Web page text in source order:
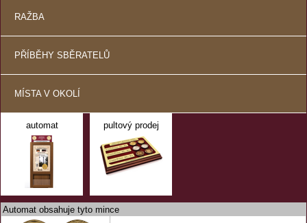
RAŽBA
PŘÍBĚHY SBĚRATELŮ
MÍSTA V OKOLÍ
automat pultový prodej
Automat obsahuje tyto mince